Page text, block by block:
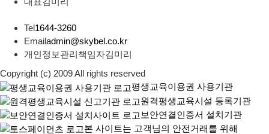
Tel 1644-3260
Emailadmin@skybel.co.kr
개인정보관리책임자김미리
Copyright (c) 2009 All rights reserved
평생교육이용권 사용기관
원격평생교육시설 등록기관
보안연결인증서 설치기관
본 사이트는 고객님의 안전거래를 위해